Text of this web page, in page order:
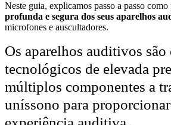
Neste guia, explicamos passo a passo como
profunda e segura dos seus aparelhos
microfones e auscultadores.
Os aparelhos auditivos
tecnológicos de elevada
múltiplos componentes a
uníssono para